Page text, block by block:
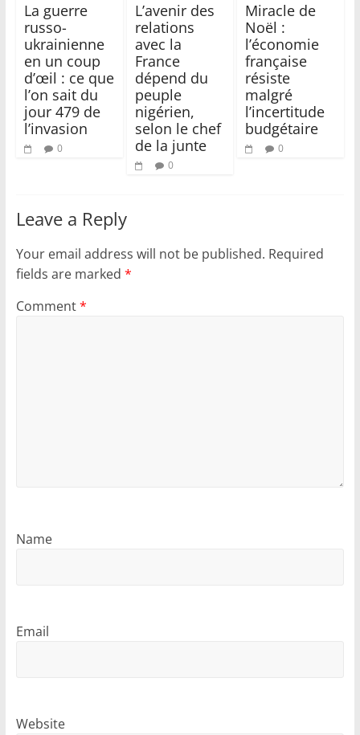
La guerre
russo-
ukrainienne
en un coup
d’œil : ce que
l’on sait du
jour 479 de
l’invasion
0
L’avenir des
relations
avec la
France
dépend du
peuple
nigérien,
selon le chef
de la junte
0
Miracle de
Noël :
l’économie
française
résiste
malgré
l’incertitude
budgétaire
0
Leave a Reply
Your email address will not be published. Required
fields are marked *
Comment*
Name
Email
Website